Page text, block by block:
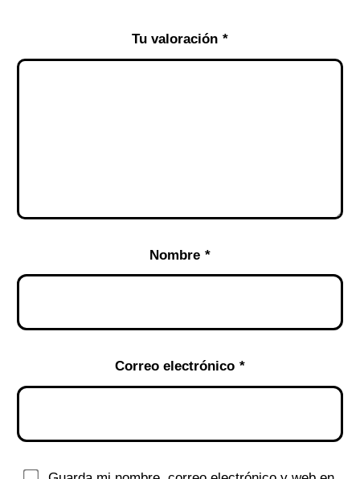
Tu valoración *
Nombre *
Correo electrónico *